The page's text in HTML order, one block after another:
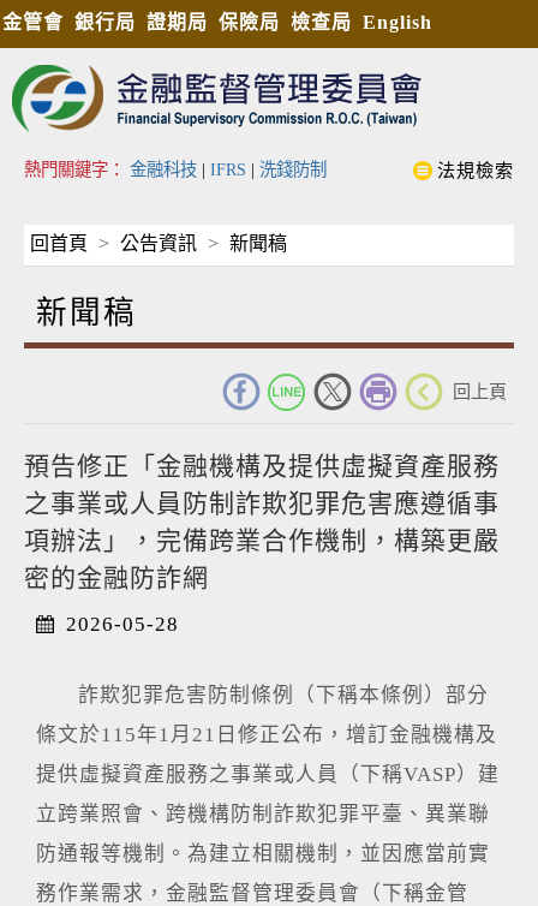
金管會 銀行局 證期局 保險局 檢查局 English
熱門關鍵字： 金融科技 | IFRS | 洗錢防制 法規檢索
回首頁 公告資訊 新聞稿
新聞稿
回上頁
預告修正「金融機構及提供虛擬資產服務
之事業或人員防制詐欺犯罪危害應遵循事
項辦法」，完備跨業合作機制，構築更嚴
密的金融防詐網
2026-05-28
詐欺犯罪危害防制條例（下稱本條例）部分
條文於115年1月21日修正公布，增訂金融機構及
提供虛擬資產服務之事業或人員（下稱VASP）建
立跨業照會、跨機構防制詐欺犯罪平臺、異業聯
防通報等機制。為建立相關機制，並因應當前實
務作業需求，金融監督管理委員會（下稱金管